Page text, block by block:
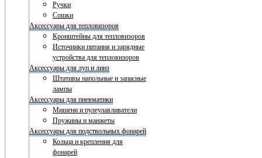
Ручки
Сошки
Аксессуары для тепловизоров
Кронштейны для тепловизоров
Источники питания и зарядные
устройства для тепловизоров
Аксессуары для луп и линз
Штативы напольные и запасные
лампы
Аксессуары для пневматики
Мишени и пулеулавливатели
Пружины и манжеты
Аксессуары для подствольных фонарей
Кольца и крепления для
фонарей